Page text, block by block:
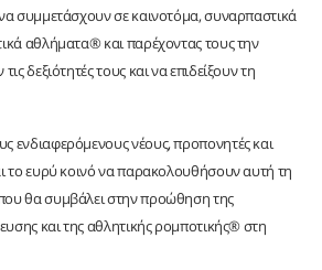
συμμετάσχουν σε καινοτόμα, συναρπαστικά
αθλήματα® και παρέχοντας τους την
δεξιότητές τους και να επιδείξουν τη
ενδιαφερόμενους νέους, προπονητές και
το ευρύ κοινό να παρακολουθήσουν αυτή τη
θα συμβάλει στην προώθηση της
και της αθλητικής ρομποτικής® στη